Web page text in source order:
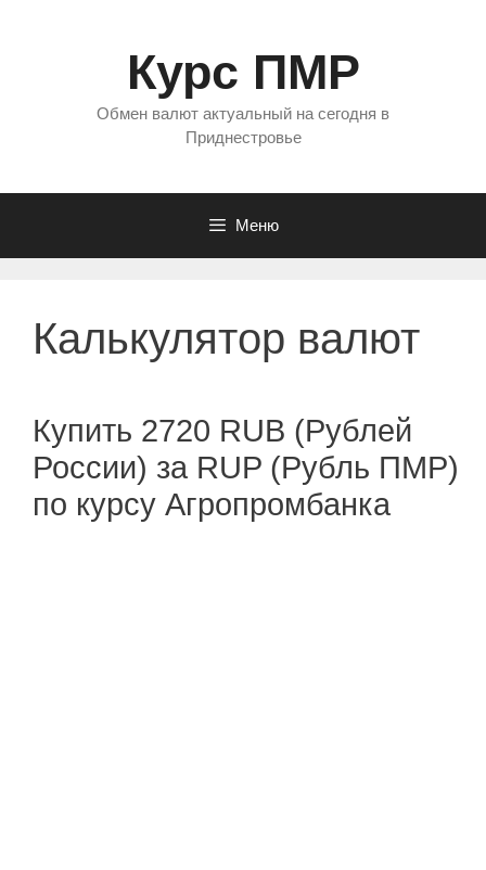
Курс ПМР
Обмен валют актуальный на сегодня в
Приднестровье
Меню
Калькулятор валют
Купить 2720 RUB (Рублей
России) за RUP (Рубль ПМР)
по курсу Агропромбанка